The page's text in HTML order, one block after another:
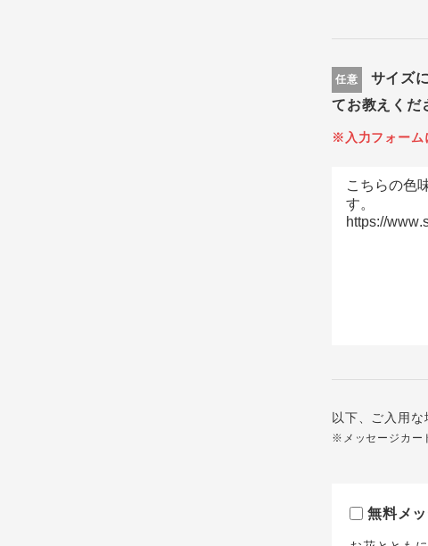
任意
サイズ
てお教えくだ
※入力フォーム
以下、ご入用
※メッセージカー
無料メ